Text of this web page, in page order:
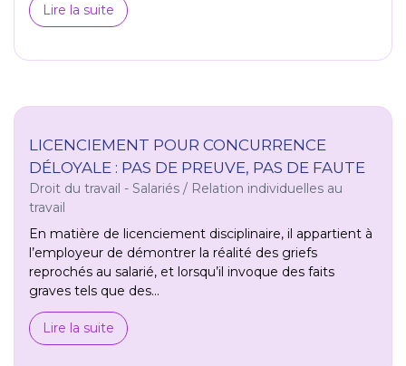
Lire la suite
LICENCIEMENT POUR CONCURRENCE
DÉLOYALE : PAS DE PREUVE, PAS DE FAUTE
Droit du travail - Salariés / Relation individuelles au
travail
En matière de licenciement disciplinaire, il appartient à
l’employeur de démontrer la réalité des griefs
reprochés au salarié, et lorsqu’il invoque des faits
graves tels que des...
Lire la suite